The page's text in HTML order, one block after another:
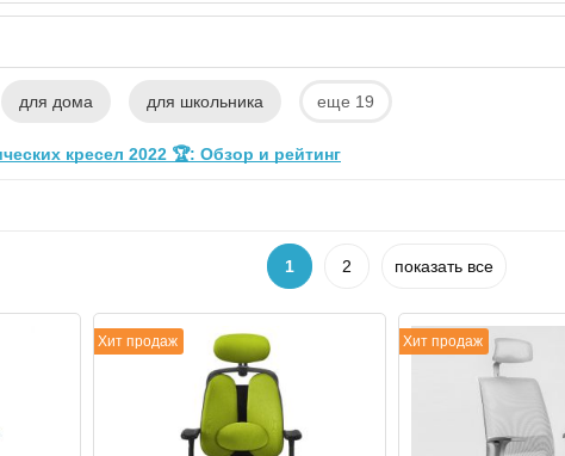
для дома для школьника еще 19
кресел 2022 🏆: Обзор и рейтинг
1 2 показать все
Хит продаж Хит продаж